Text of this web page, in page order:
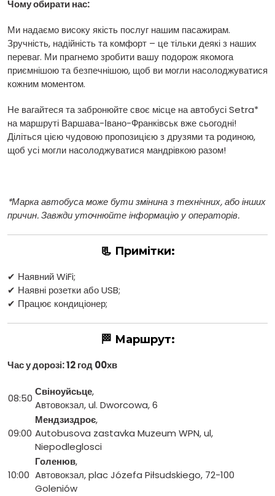
Чому обирати нас:
Ми надаємо високу якість послуг нашим пасажирам.
Зручність, надійність та комфорт – це тільки деякі з наших
переваг. Ми прагнемо зробити вашу подорож якомога
приємнішою та безпечнішою, щоб ви могли насолоджуватися
кожним моментом.
Не вагайтеся та забронюйте своє місце на автобусі Setra*
на маршруті Варшава-Івано-Франківськ вже сьогодні!
Діліться цією чудовою пропозицією з друзями та родиною,
щоб усі могли насолоджуватися мандрівкою разом!
*Марка автобуса може бути змінина з технічних, або інших
причин. Завжди уточнюйте інформацію у операторів.
📃 Примітки:
✔ Наявний WiFi;
✔ Наявні розетки або USB;
✔ Працює кондиціонер;
🏁 Маршрут:
Час у дорозі: 12 год 00хв
08:50
Свіноуйсьце,
Aвтовокзал, ul. Dworcowa, 6
09:00
Мендзиздроє,
Autobusova zastavka Muzeum WPN, ul,
Niepodleglosci
10:00
Голенюв,
Aвтовокзал, plac Józefa Piłsudskiego, 72-100
Goleniów